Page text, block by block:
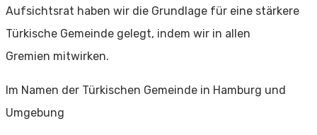
Aufsichtsrat haben wir die Grundlage für eine stärkere
Türkische Gemeinde gelegt, indem wir in allen
Gremien mitwirken.
Im Namen der Türkischen Gemeinde in Hamburg und
Umgebung